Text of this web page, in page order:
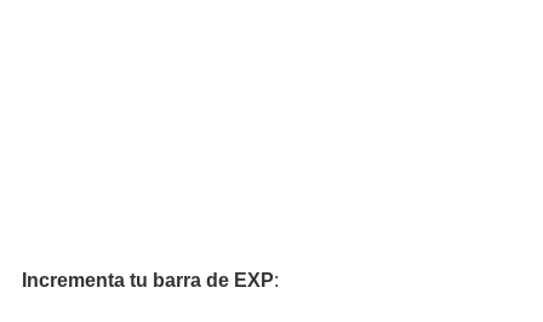
Incrementa tu barra de EXP: